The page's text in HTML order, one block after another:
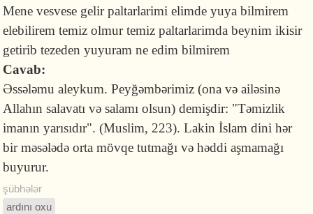
Mene vesvese gelir paltarlarimi elimde yuya bilmirem
elebilirem temiz olmur temiz paltarlarimda beynim ikisir
getirib tezeden yuyuram ne edim bilmirem
Cavab:
Əssələmu aleykum. Peyğəmbərimiz (ona və ailəsinə
Allahın salavatı və salamı olsun) demişdir: "Təmizlik
imanın yarısıdır". (Muslim, 223). Lakin İslam dini hər
bir məsələdə orta mövqe tutmağı və həddi aşmamağı
buyurur.
şübhələr
ardını oxu